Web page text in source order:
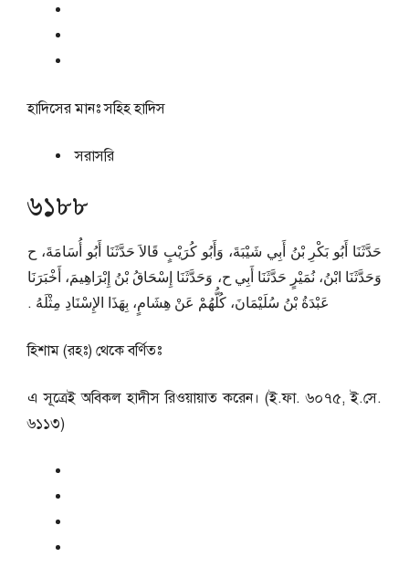
হাদিসের মানঃসহিহ হাদিস
সরাসরি
৬১৮৮
حَدَّثَنَا أَبُو بَكْرِ بْنُ أَبِي شَيْبَةَ، وَأَبُو كُرَيْبٍ قَالاَ حَدَّثَنَا أَبُو أُسَامَةَ، ح
وَحَدَّثَنَا ابْنُ، نُمَيْرٍ حَدَّثَنَا أَبِي ح، وَحَدَّثَنَا إِسْحَاقُ بْنُ إِبْرَاهِيمَ، أَخْبَرَنَا
عَبْدَةُ بْنُ سُلَيْمَانَ، كُلُّهُمْ عَنْ هِشَامٍ، بِهَذَا الإِسْنَادِ مِثْلَهُ ‏.‏
হিশাম (রহঃ) থেকে বর্ণিতঃ
এ সূত্রেই অবিকল হাদীস রিওয়ায়াত করেন। (ই.ফা. ৬০৭৫, ই.সে.
৬১১৩)